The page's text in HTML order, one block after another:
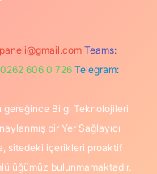
Teams:
606 0 726 Telegram:
gereğince Bilgi Teknolojileri
bir Yer Sağlayıcı
sitedeki içerikleri proaktif
bulunmamaktadır.